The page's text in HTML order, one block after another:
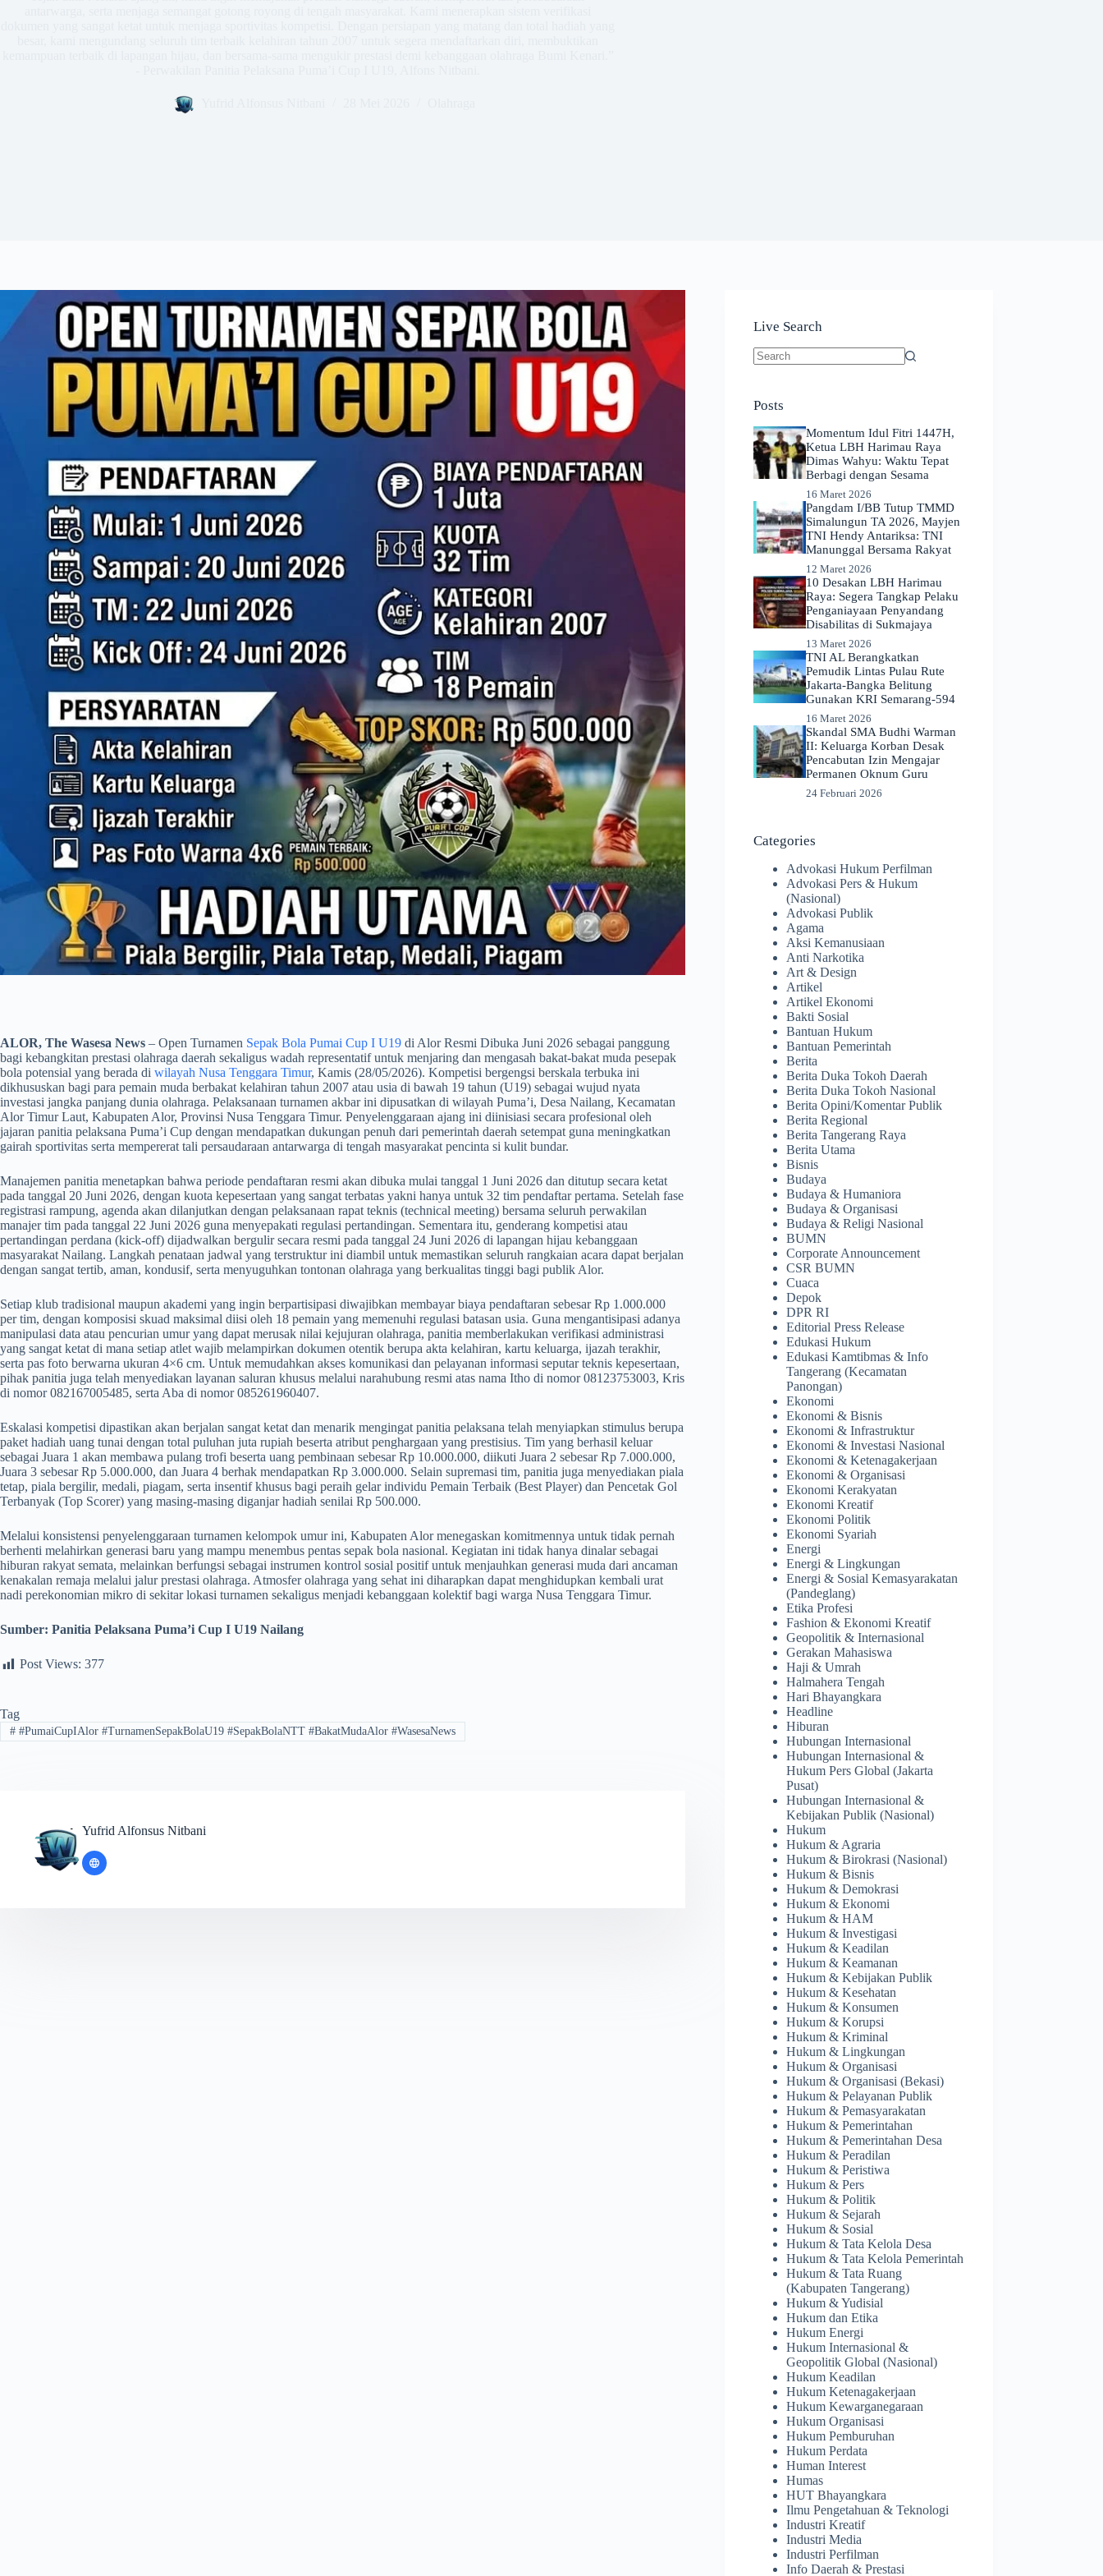
ALOR, The Wasesa News – Open Turnamen Sepak Bola Pumai Cup I U19 di Alor Resmi Dibuka Juni 2026 sebagai panggung
bagi kebangkitan prestasi olahraga daerah sekaligus wadah representatif untuk menjaring dan mengasah bakat-bakat muda pesepak
bola potensial yang berada di wilayah Nusa Tenggara Timur, Kamis (28/05/2026). Kompetisi bergengsi berskala terbuka ini
dikhususkan bagi para pemain muda berbakat kelahiran tahun 2007 atau usia di bawah 19 tahun (U19) sebagai wujud nyata
investasi jangka panjang dunia olahraga. Pelaksanaan turnamen akbar ini dipusatkan di wilayah Puma’i, Desa Nailang, Kecamatan
Alor Timur Laut, Kabupaten Alor, Provinsi Nusa Tenggara Timur. Penyelenggaraan ajang ini diinisiasi secara profesional oleh
jajaran panitia pelaksana Puma’i Cup dengan mendapatkan dukungan penuh dari pemerintah daerah setempat guna meningkatkan
gairah sportivitas serta mempererat tali persaudaraan antarwarga di tengah masyarakat pencinta si kulit bundar.
​Manajemen panitia menetapkan bahwa periode pendaftaran resmi akan dibuka mulai tanggal 1 Juni 2026 dan ditutup secara ketat
pada tanggal 20 Juni 2026, dengan kuota kepesertaan yang sangat terbatas yakni hanya untuk 32 tim pendaftar pertama. Setelah fase
registrasi rampung, agenda akan dilanjutkan dengan pelaksanaan rapat teknis (technical meeting) bersama seluruh perwakilan
manajer tim pada tanggal 22 Juni 2026 guna menyepakati regulasi pertandingan. Sementara itu, genderang kompetisi atau
pertandingan perdana (kick-off) dijadwalkan bergulir secara resmi pada tanggal 24 Juni 2026 di lapangan hijau kebanggaan
masyarakat Nailang. Langkah penataan jadwal yang terstruktur ini diambil untuk memastikan seluruh rangkaian acara dapat berjalan
dengan sangat tertib, aman, kondusif, serta menyuguhkan tontonan olahraga yang berkualitas tinggi bagi publik Alor.
​Setiap klub tradisional maupun akademi yang ingin berpartisipasi diwajibkan membayar biaya pendaftaran sebesar Rp 1.000.000
per tim, dengan komposisi skuad maksimal diisi oleh 18 pemain yang memenuhi regulasi batasan usia. Guna mengantisipasi adanya
manipulasi data atau pencurian umur yang dapat merusak nilai kejujuran olahraga, panitia memberlakukan verifikasi administrasi
yang sangat ketat di mana setiap atlet wajib melampirkan dokumen otentik berupa akta kelahiran, kartu keluarga, ijazah terakhir,
serta pas foto berwarna ukuran 4×6 cm. Untuk memudahkan akses komunikasi dan pelayanan informasi seputar teknis kepesertaan,
pihak panitia juga telah menyediakan layanan saluran khusus melalui narahubung resmi atas nama Itho di nomor 08123753003, Kris
di nomor 082167005485, serta Aba di nomor 085261960407.
​Eskalasi kompetisi dipastikan akan berjalan sangat ketat dan menarik mengingat panitia pelaksana telah menyiapkan stimulus berupa
paket hadiah uang tunai dengan total puluhan juta rupiah beserta atribut penghargaan yang prestisius. Tim yang berhasil keluar
sebagai Juara 1 akan membawa pulang trofi beserta uang pembinaan sebesar Rp 10.000.000, diikuti Juara 2 sebesar Rp 7.000.000,
Juara 3 sebesar Rp 5.000.000, dan Juara 4 berhak mendapatkan Rp 3.000.000. Selain supremasi tim, panitia juga menyediakan piala
tetap, piala bergilir, medali, piagam, serta insentif khusus bagi peraih gelar individu Pemain Terbaik (Best Player) dan Pencetak Gol
Terbanyak (Top Scorer) yang masing-masing diganjar hadiah senilai Rp 500.000.
​Melalui konsistensi penyelenggaraan turnamen kelompok umur ini, Kabupaten Alor menegaskan komitmennya untuk tidak pernah
berhenti melahirkan generasi baru yang mampu menembus pentas sepak bola nasional. Kegiatan ini tidak hanya dinalar sebagai
hiburan rakyat semata, melainkan berfungsi sebagai instrumen kontrol sosial positif untuk menjauhkan generasi muda dari ancaman
kenakalan remaja melalui jalur prestasi olahraga. Atmosfer olahraga yang sehat ini diharapkan dapat menghidupkan kembali urat
nadi perekonomian mikro di sekitar lokasi turnamen sekaligus menjadi kebanggaan kolektif bagi warga Nusa Tenggara Timur.
Sumber: Panitia Pelaksana Puma’i Cup I U19 Nailang
Post Views: 377
Tag
##PumaiCupIAlor #TurnamenSepakBolaU19 #SepakBolaNTT #BakatMudaAlor #WasesaNews
Yufrid Alfonsus Nitbani
Live Search
Posts
Momentum Idul Fitri 1447H,
Ketua LBH Harimau Raya
Dimas Wahyu: Waktu Tepat
Berbagi dengan Sesama
16 Maret 2026
Pangdam I/BB Tutup TMMD
Simalungun TA 2026, Mayjen
TNI Hendy Antariksa: TNI
Manunggal Bersama Rakyat
12 Maret 2026
​10 Desakan LBH Harimau
Raya: Segera Tangkap Pelaku
Penganiayaan Penyandang
Disabilitas di Sukmajaya
13 Maret 2026
TNI AL Berangkatkan
Pemudik Lintas Pulau Rute
Jakarta-Bangka Belitung
Gunakan KRI Semarang-594
16 Maret 2026
Skandal SMA Budhi Warman
II: Keluarga Korban Desak
Pencabutan Izin Mengajar
Permanen Oknum Guru
24 Februari 2026
Categories
Advokasi Hukum Perfilman
Advokasi Pers & Hukum
(Nasional)
Advokasi Publik
Agama
Aksi Kemanusiaan
Anti Narkotika
Art & Design
Artikel
Artikel Ekonomi
Bakti Sosial
Bantuan Hukum
Bantuan Pemerintah
Berita
Berita Duka Tokoh Daerah
Berita Duka Tokoh Nasional
Berita Opini/Komentar Publik
Berita Regional
Berita Tangerang Raya
Berita Utama
Bisnis
Budaya
Budaya & Humaniora
Budaya & Organisasi
Budaya & Religi Nasional
BUMN
Corporate Announcement
CSR BUMN
Cuaca
Depok
DPR RI
Editorial Press Release
Edukasi Hukum
Edukasi Kamtibmas & Info
Tangerang (Kecamatan
Panongan)
Ekonomi
Ekonomi & Bisnis
Ekonomi & Infrastruktur
Ekonomi & Investasi Nasional
Ekonomi & Ketenagakerjaan
Ekonomi & Organisasi
Ekonomi Kerakyatan
Ekonomi Kreatif
Ekonomi Politik
Ekonomi Syariah
Energi
Energi & Lingkungan
Energi & Sosial Kemasyarakatan
(Pandeglang)
Etika Profesi
Fashion & Ekonomi Kreatif
Geopolitik & Internasional
Gerakan Mahasiswa
Haji & Umrah
Halmahera Tengah
Hari Bhayangkara
Headline
Hiburan
Hubungan Internasional
Hubungan Internasional &
Hukum Pers Global (Jakarta
Pusat)
Hubungan Internasional &
Kebijakan Publik (Nasional)
Hukum
Hukum & Agraria
Hukum & Birokrasi (Nasional)
Hukum & Bisnis
Hukum & Demokrasi
Hukum & Ekonomi
Hukum & HAM
Hukum & Investigasi
Hukum & Keadilan
Hukum & Keamanan
Hukum & Kebijakan Publik
Hukum & Kesehatan
Hukum & Konsumen
Hukum & Korupsi
Hukum & Kriminal
Hukum & Lingkungan
Hukum & Organisasi
Hukum & Organisasi (Bekasi)
Hukum & Pelayanan Publik
Hukum & Pemasyarakatan
Hukum & Pemerintahan
Hukum & Pemerintahan Desa
Hukum & Peradilan
Hukum & Peristiwa
Hukum & Pers
Hukum & Politik
Hukum & Sejarah
Hukum & Sosial
Hukum & Tata Kelola Desa
Hukum & Tata Kelola Pemerintah
Hukum & Tata Ruang
(Kabupaten Tangerang)
Hukum & Yudisial
Hukum dan Etika
Hukum Energi
Hukum Internasional &
Geopolitik Global (Nasional)
Hukum Keadilan
Hukum Ketenagakerjaan
Hukum Kewarganegaraan
Hukum Organisasi
Hukum Pemburuhan
Hukum Perdata
Human Interest
Humas
HUT Bhayangkara
Ilmu Pengetahuan & Teknologi
Industri Kreatif
Industri Media
Industri Perfilman
Info Daerah & Prestasi